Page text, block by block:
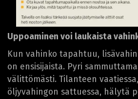
Uppoaminen voi laukaista
Kun vahinko tapahtuu,
on ensisijaista. Pyri
välittömästi. Tilanteen
öljyvahingon sattuessa, hälytä